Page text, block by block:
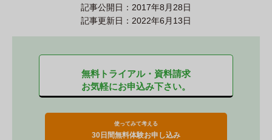
記事公開日：2017年8月28日
記事更新日：2022年6月13日
無料トライアル・資料請求
お気軽にお申込み下さい。
使ってみて考える
30日間無料体験お申し込み